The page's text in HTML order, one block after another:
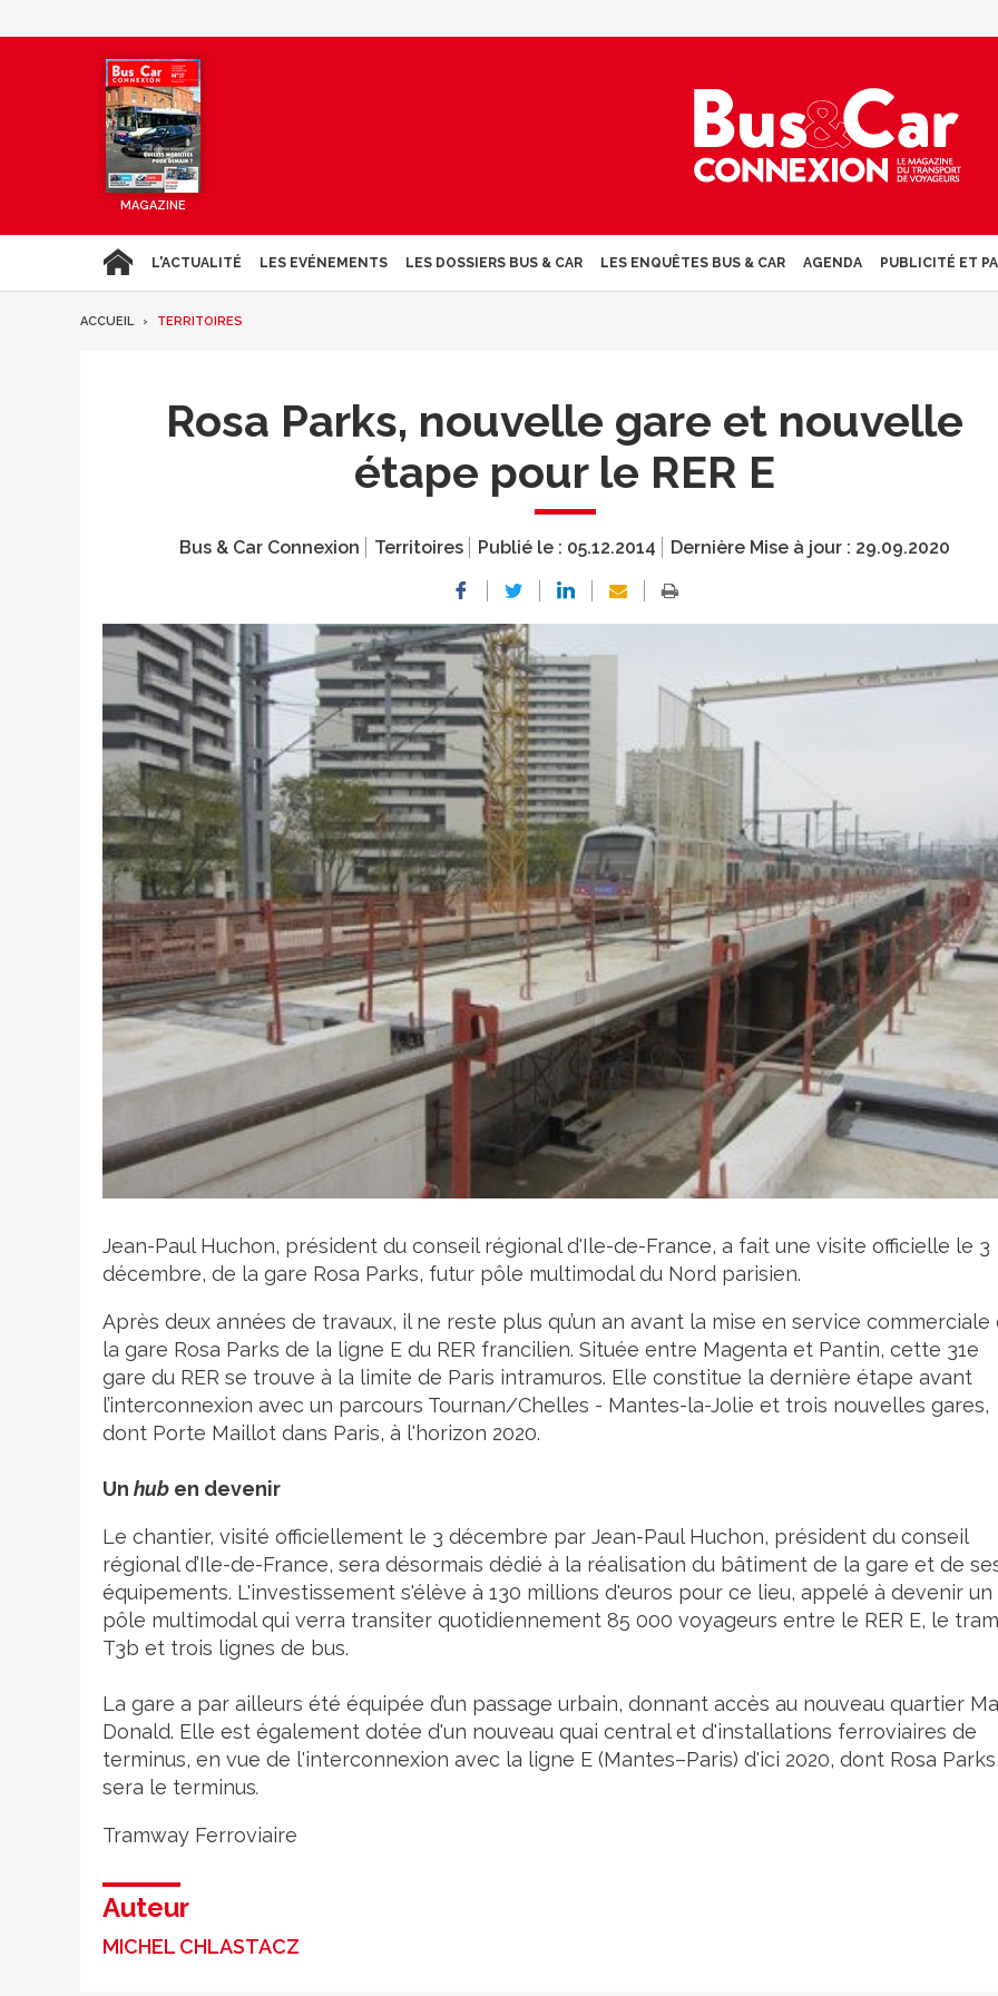
MAGAZINE
L'ACTUALITÉ LES EVÉNEMENTS LES DOSSIERS BUS & CAR LES ENQUÊTES BUS & CAR AGENDA PUBLICITÉ ET
ACCUEIL TERRITOIRES
Rosa Parks, nouvelle gare et nouvelle
étape pour le RER E
Bus & Car Connexion Territoires Publié le : 05.12.2014 Dernière Mise à jour : 29.09.2020
Crédit photo
Jean-Paul Huchon, président du conseil régional d'Ile-de-France, a fait une visite officielle le 3
décembre, de la gare Rosa Parks, futur pôle multimodal du Nord parisien.
Après deux années de travaux, il ne reste plus qu’un an avant la mise en service commerciale
la gare Rosa Parks de la ligne E du RER francilien. Située entre Magenta et Pantin, cette 31e
gare du RER se trouve à la limite de Paris intramuros. Elle constitue la dernière étape avant
l’interconnexion avec un parcours Tournan/Chelles - Mantes-la-Jolie et trois nouvelles gares,
dont Porte Maillot dans Paris, à l'horizon 2020.
Un hub en devenir
Le chantier, visité officiellement le 3 décembre par Jean-Paul Huchon, président du conseil
régional d’Ile-de-France, sera désormais dédié à la réalisation du bâtiment de la gare et de
équipements. L'investissement s'élève à 130 millions d'euros pour ce lieu, appelé à devenir un
pôle multimodal qui verra transiter quotidiennement 85 000 voyageurs entre le RER E, le tram
T3b et trois lignes de bus.
La gare a par ailleurs été équipée d’un passage urbain, donnant accès au nouveau quartier
Donald. Elle est également dotée d'un nouveau quai central et d'installations ferroviaires de
terminus, en vue de l'interconnexion avec la ligne E (Mantes–Paris) d'ici 2020, dont Rosa Parks
sera le terminus.
Tramway Ferroviaire
Auteur
MICHEL CHLASTACZ